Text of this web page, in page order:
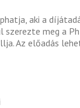
aki a
szerezte meg a
Az előadás